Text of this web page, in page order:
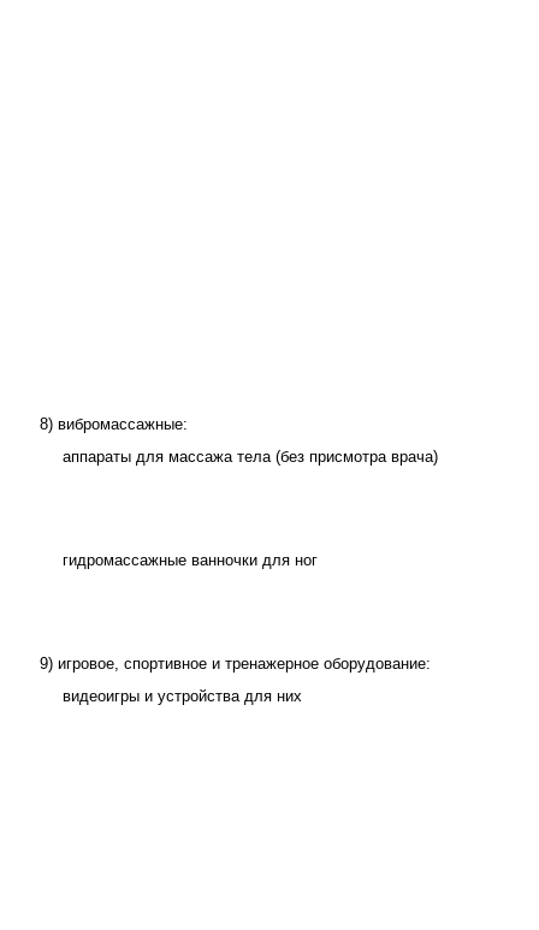
8) вибромассажные:
аппараты для массажа тела (без присмотра врача)
гидромассажные ванночки для ног
9) игровое, спортивное и тренажерное оборудование:
видеоигры и устройства для них